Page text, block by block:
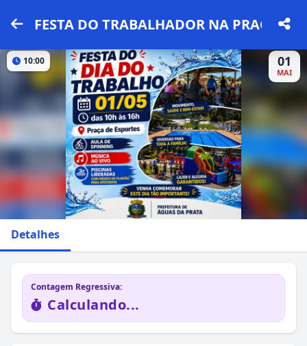
FESTA DO TRABALHADOR NA PRAÇA DE
10:00 01
MAI
Detalhes
Contagem Regressiva:
Calculando...